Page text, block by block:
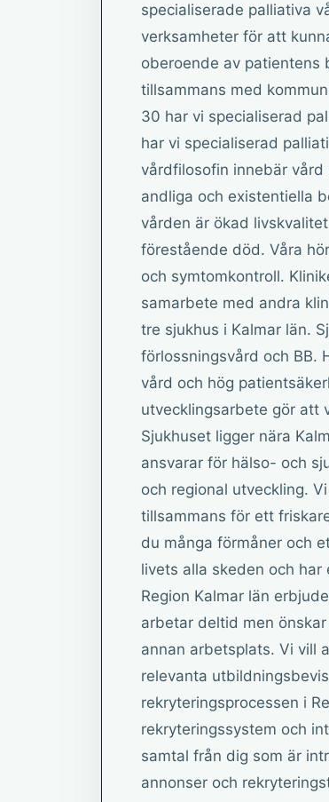
specialiserade palliativa
verksamheter för att
oberoende av patientens
tillsammans med
30 har vi specialiserad
har vi specialiserad
vårdfilosofin innebär
andliga och existentiella
vården är ökad
förestående död. Våra
och symtomkontroll.
samarbete med andra
tre sjukhus i Kalmar län.
förlossningsvård och BB.
vård och hög
utvecklingsarbete gör att
Sjukhuset ligger nära
ansvarar för hälso- och
och regional utveckling.
tillsammans för ett
du många förmåner och
livets alla skeden och
Region Kalmar län
arbetar deltid men
annan arbetsplats. Vi vill
relevanta
rekryteringsprocessen i
rekryteringssystem och
samtal från dig som är
annonser och